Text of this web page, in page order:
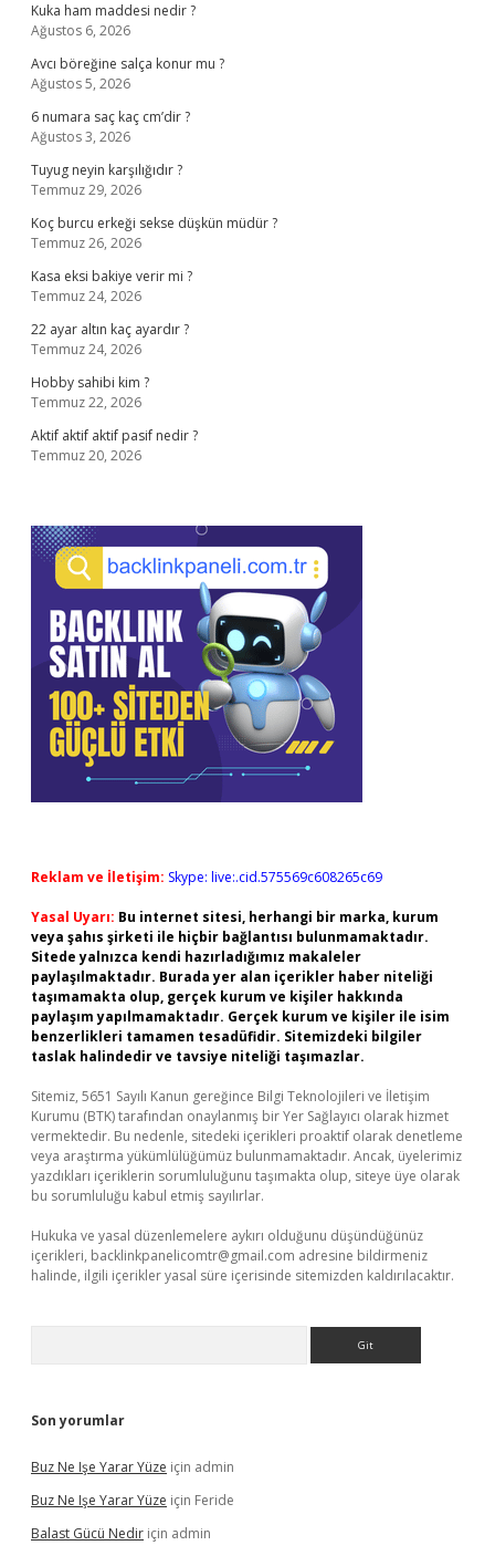
Kuka ham maddesi nedir ?
Ağustos 6, 2026
Avcı böreğine salça konur mu ?
Ağustos 5, 2026
6 numara saç kaç cm’dir ?
Ağustos 3, 2026
Tuyug neyin karşılığıdır ?
Temmuz 29, 2026
Koç burcu erkeği sekse düşkün müdür ?
Temmuz 26, 2026
Kasa eksi bakiye verir mi ?
Temmuz 24, 2026
22 ayar altın kaç ayardır ?
Temmuz 24, 2026
Hobby sahibi kim ?
Temmuz 22, 2026
Aktif aktif aktif pasif nedir ?
Temmuz 20, 2026
Reklam ve İletişim: Skype: live:.cid.575569c608265c69
Yasal Uyarı: Bu internet sitesi, herhangi bir marka, kurum
veya şahıs şirketi ile hiçbir bağlantısı bulunmamaktadır.
Sitede yalnızca kendi hazırladığımız makaleler
paylaşılmaktadır. Burada yer alan içerikler haber niteliği
taşımamakta olup, gerçek kurum ve kişiler hakkında
paylaşım yapılmamaktadır. Gerçek kurum ve kişiler ile isim
benzerlikleri tamamen tesadüfidir. Sitemizdeki bilgiler
taslak halindedir ve tavsiye niteliği taşımazlar.
Sitemiz, 5651 Sayılı Kanun gereğince Bilgi Teknolojileri ve İletişim
Kurumu (BTK) tarafından onaylanmış bir Yer Sağlayıcı olarak hizmet
vermektedir. Bu nedenle, sitedeki içerikleri proaktif olarak denetleme
veya araştırma yükümlülüğümüz bulunmamaktadır. Ancak, üyelerimiz
yazdıkları içeriklerin sorumluluğunu taşımakta olup, siteye üye olarak
bu sorumluluğu kabul etmiş sayılırlar.
Hukuka ve yasal düzenlemelere aykırı olduğunu düşündüğünüz
içerikleri, backlinkpanelicomtr@gmail.com adresine bildirmeniz
halinde, ilgili içerikler yasal süre içerisinde sitemizden kaldırılacaktır.
Son yorumlar
Buz Ne Işe Yarar Yüze için admin
Buz Ne Işe Yarar Yüze için Feride
Balast Gücü Nedir için admin